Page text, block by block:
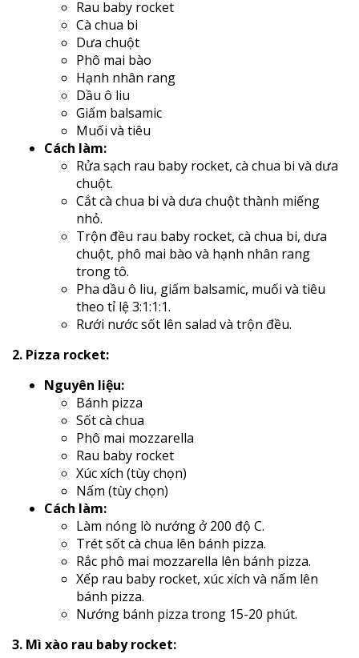
Rau baby rocket
Cà chua bi
Dưa chuột
Phô mai bào
Hạnh nhân rang
Dầu ô liu
Giấm balsamic
Muối và tiêu
Cách làm:
Rửa sạch rau baby rocket, cà chua bi và dưa
chuột.
Cắt cà chua bi và dưa chuột thành miếng
nhỏ.
Trộn đều rau baby rocket, cà chua bi, dưa
chuột, phô mai bào và hạnh nhân rang
trong tô.
Pha dầu ô liu, giấm balsamic, muối và tiêu
theo tỉ lệ 3:1:1:1.
Rưới nước sốt lên salad và trộn đều.
2. Pizza rocket:
Nguyên liệu:
Bánh pizza
Sốt cà chua
Phô mai mozzarella
Rau baby rocket
Xúc xích (tùy chọn)
Nấm (tùy chọn)
Cách làm:
Làm nóng lò nướng ở 200 độ C.
Trét sốt cà chua lên bánh pizza.
Rắc phô mai mozzarella lên bánh pizza.
Xếp rau baby rocket, xúc xích và nấm lên
bánh pizza.
Nướng bánh pizza trong 15-20 phút.
3. Mì xào rau baby rocket: